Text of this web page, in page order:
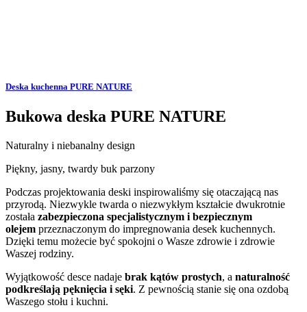
Deska kuchenna PURE NATURE
Bukowa deska PURE NATURE
Naturalny i niebanalny design
Piękny, jasny, twardy buk parzony
Podczas projektowania deski inspirowaliśmy się otaczającą nas
przyrodą. Niezwykle twarda o niezwykłym kształcie dwukrotnie
została zabezpieczona specjalistycznym i bezpiecznym
olejem przeznaczonym do impregnowania desek kuchennych.
Dzięki temu możecie być spokojni o Wasze zdrowie i zdrowie
Waszej rodziny.
Wyjątkowość desce nadaje brak kątów prostych, a naturalność
podkreślają pęknięcia i sęki. Z pewnością stanie się ona ozdobą
Waszego stołu i kuchni.